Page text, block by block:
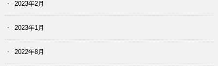
2023年2月
2023年1月
2022年8月